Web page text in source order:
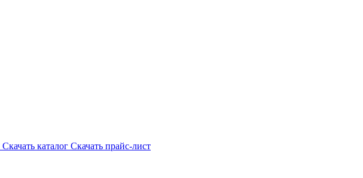
Скачать каталог Скачать прайс-лист